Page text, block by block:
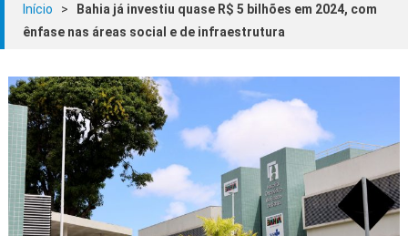
Início >
Bahia já investiu quase R$ 5 bilhões em 2024, com
ênfase nas áreas social e de infraestrutura